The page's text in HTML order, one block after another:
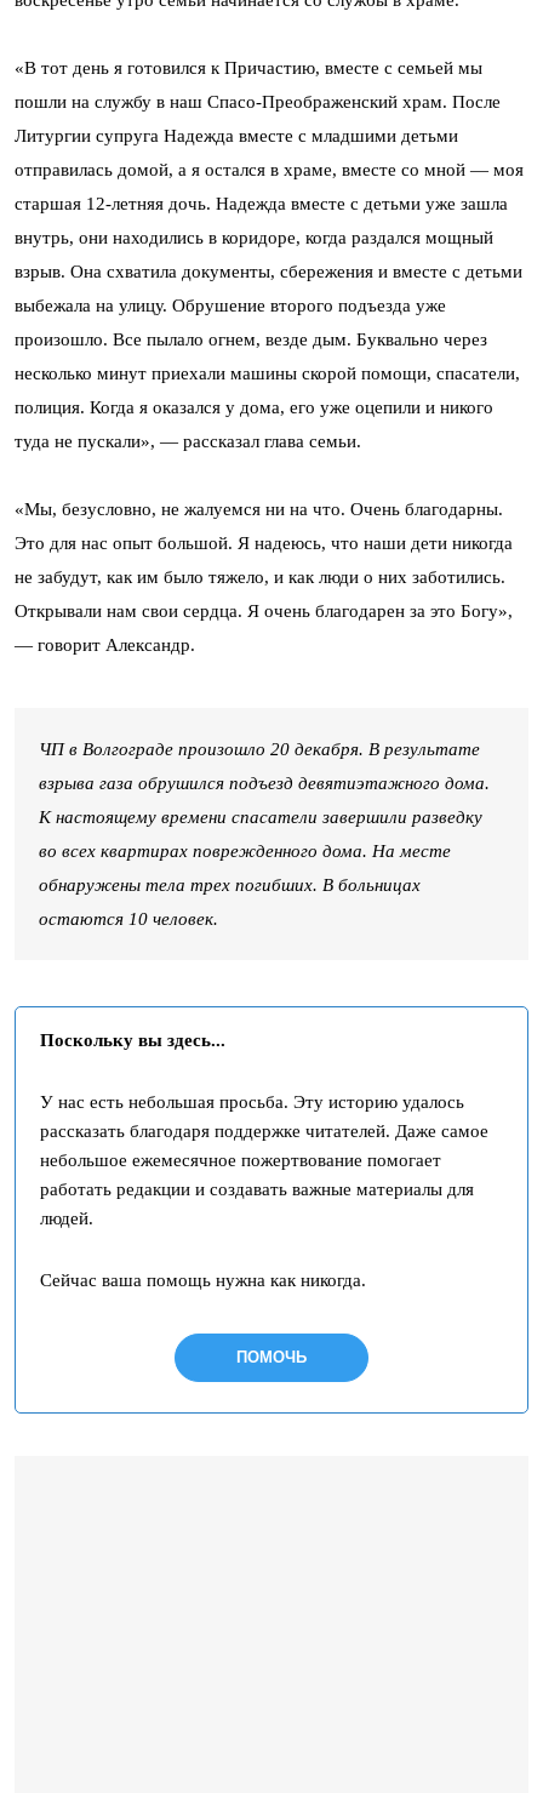
«В тот день я готовился к Причастию, вместе с семьей мы
пошли на службу в наш Спасо-Преображенский храм. После
Литургии супруга Надежда вместе с младшими детьми
отправилась домой, а я остался в храме, вместе со мной — моя
старшая 12-летняя дочь. Надежда вместе с детьми уже зашла
внутрь, они находились в коридоре, когда раздался мощный
взрыв. Она схватила документы, сбережения и вместе с детьми
выбежала на улицу. Обрушение второго подъезда уже
произошло. Все пылало огнем, везде дым. Буквально через
несколько минут приехали машины скорой помощи, спасатели,
полиция. Когда я оказался у дома, его уже оцепили и никого
туда не пускали», — рассказал глава семьи.
«Мы, безусловно, не жалуемся ни на что. Очень благодарны.
Это для нас опыт большой. Я надеюсь, что наши дети никогда
не забудут, как им было тяжело, и как люди о них заботились.
Открывали нам свои сердца. Я очень благодарен за это Богу»,
— говорит Александр.
ЧП в Волгограде произошло 20 декабря. В результате
взрыва газа обрушился подъезд девятиэтажного дома.
К настоящему времени спасатели завершили разведку
во всех квартирах поврежденного дома. На месте
обнаружены тела трех погибших. В больницах
остаются 10 человек.
Поскольку вы здесь...
У нас есть небольшая просьба. Эту историю удалось
рассказать благодаря поддержке читателей. Даже самое
небольшое ежемесячное пожертвование помогает
работать редакции и создавать важные материалы для
людей.
Сейчас ваша помощь нужна как никогда.
ПОМОЧЬ